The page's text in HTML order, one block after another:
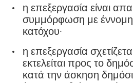
η επεξεργασία είναι
συμμόρφωση με
κατόχου·
η επεξεργασία
εκτελείται προς το
κατά την άσκηση